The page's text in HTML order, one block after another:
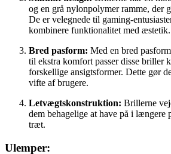
og en grå nylonpolymer ramme, der
De er velegnede til gaming-
kombinere funktionalitet med æstetik.
Bred pasform: Med en bred
til ekstra komfort passer disse briller
forskellige ansigtsformer. Dette gør
vifte af brugere.
Letvægtskonstruktion: Brillerne
dem behagelige at have på i længere
træt.
Ulemper: